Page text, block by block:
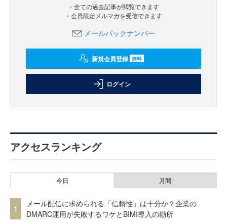
・全ての過去記事が閲覧できます
・会員限定メルマガを受信できます
メールバックナンバー
新規会員登録 無料
ログイン
アクセスランキング
今日 月間
1
メール配信に求められる「信頼性」は十分か？企業の
DMARC運用が失敗するワケとBIMI導入の勘所